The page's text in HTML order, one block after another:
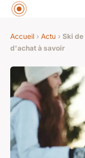
Accueil › Actu › Ski
d'achat à savoir